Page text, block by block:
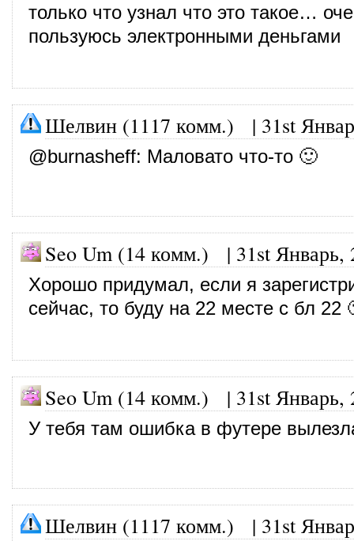
только что узнал что это такое…
пользуюсь электронными деньгами
Шелвин (1117 комм.) | 31st
@burnasheff: Маловато что-то 🙂
Seo Um (14 комм.) | 31st Январь,
Хорошо придумал, если я
сейчас, то буду на 22 месте с бл 22
Seo Um (14 комм.) | 31st Январь,
У тебя там ошибка в футере
Шелвин (1117 комм.) | 31st